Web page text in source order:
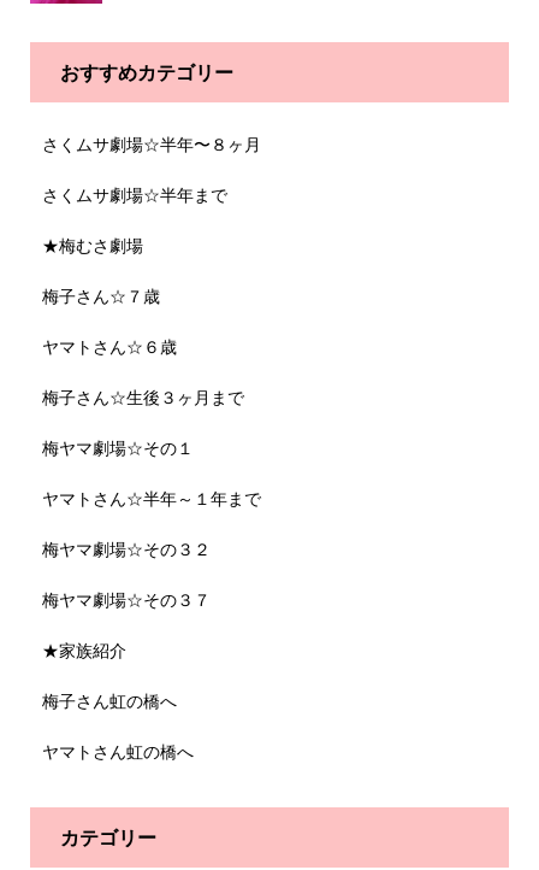
おすすめカテゴリー
さくムサ劇場☆半年〜８ヶ月
さくムサ劇場☆半年まで
★梅むさ劇場
梅子さん☆７歳
ヤマトさん☆６歳
梅子さん☆生後３ヶ月まで
梅ヤマ劇場☆その１
ヤマトさん☆半年～１年まで
梅ヤマ劇場☆その３２
梅ヤマ劇場☆その３７
★家族紹介
梅子さん虹の橋へ
ヤマトさん虹の橋へ
カテゴリー